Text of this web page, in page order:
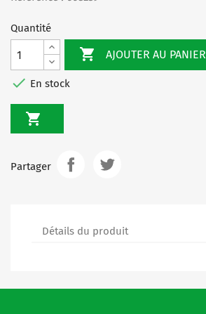
Quantité
 AJOUTER AU PANIER
 En stock

Partager
Détails du produit